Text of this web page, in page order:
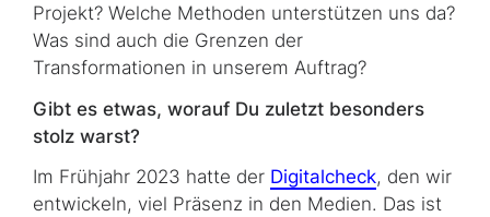
Projekt? Welche Methoden unterstützen uns da?
Was sind auch die Grenzen der
Transformationen in unserem Auftrag?
Gibt es etwas, worauf Du zuletzt besonders
stolz warst?
Im Frühjahr 2023 hatte der Digitalcheck, den wir
entwickeln, viel Präsenz in den Medien. Das ist